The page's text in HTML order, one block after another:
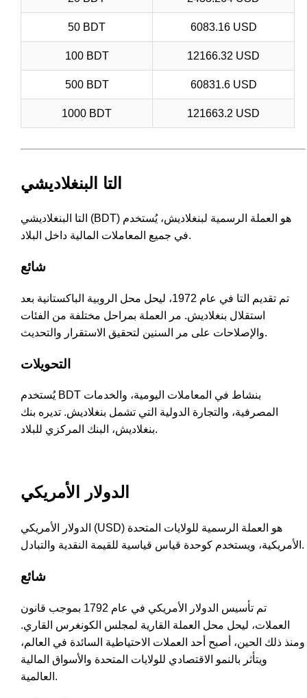
50 BDT 6083.16 USD
100 BDT 12166.32 USD
500 BDT 60831.6 USD
1000 BDT 121663.2 USD
التا البنغلاديشي
التا البنغلاديشي (BDT) هو العملة الرسمية لبنغلاديش، يُستخدم
في جميع المعاملات المالية داخل البلاد.
شائع
تم تقديم التا في عام 1972، ليحل محل الروبية الباكستانية بعد
استقلال بنغلاديش. مر العملة بمراحل مختلفة من الفئات
والإصلاحات على مر السنين لتحقيق الاستقرار والتحديث.
التحويلات
يُستخدم BDT بنشاط في المعاملات اليومية، والخدمات
المصرفية، والتجارة الدولية التي تشمل بنغلاديش. تديره بنك
بنغلاديش، البنك المركزي للبلاد.
الدولار الأمريكي
الدولار الأمريكي (USD) هو العملة الرسمية للولايات المتحدة
الأمريكية، ويستخدم كوحدة قياس قياسية للقيمة النقدية والتبادل.
شائع
تم تأسيس الدولار الأمريكي في عام 1792 بموجب قانون
العملات، ليحل محل العملة القارية لمجلس الكونغرس القاري.
ومنذ ذلك الحين، أصبح أحد العملات الاحتياطية السائدة في العالم،
ويتأثر بالنمو الاقتصادي للولايات المتحدة والأسواق المالية
العالمية.